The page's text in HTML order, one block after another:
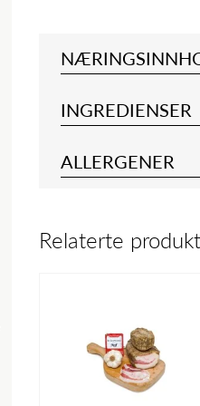
Isbergsalat
INGREDIENSER
ALLERGENER
Relaterte